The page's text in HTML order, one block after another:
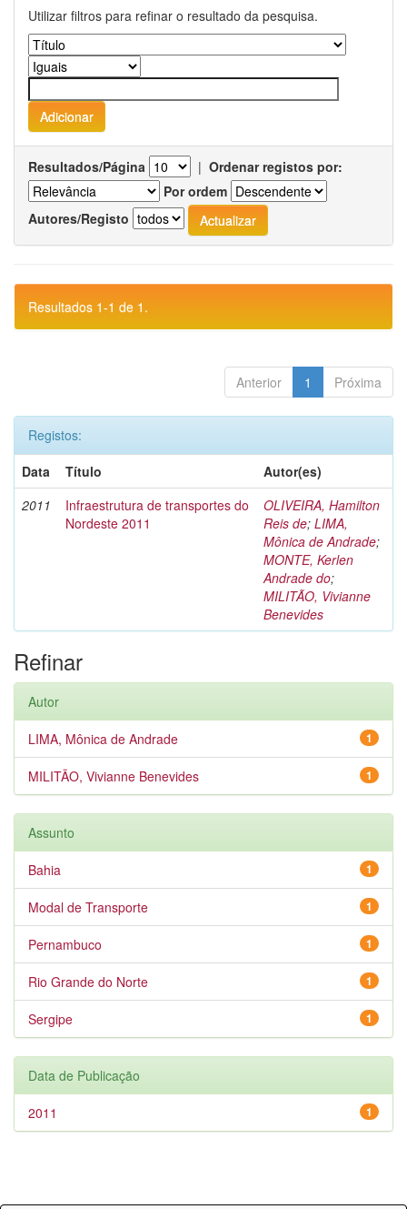
Utilizar filtros para refinar o resultado da pesquisa.
Resultados/Página | Ordenar registos por:
Por ordem
Autores/Registo
Resultados 1-1 de 1.
Anterior 1 Próxima
Registos:
Data
Título
Autor(es)
2011
Infraestrutura de transportes do
Nordeste 2011
OLIVEIRA, Hamilton
Reis de; LIMA,
Mônica de Andrade;
MONTE, Kerlen
Andrade do;
MILITÃO, Vivianne
Benevides
Refinar
Autor
1
LIMA, Mônica de Andrade
1
MILITÃO, Vivianne Benevides
Assunto
1
Bahia
1
Modal de Transporte
1
Pernambuco
1
Rio Grande do Norte
1
Sergipe
Data de Publicação
1
2011